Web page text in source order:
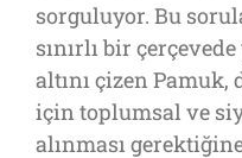
sorguluyor. Bu
sınırlı bir
altını çizen
için toplumsal ve
alınması